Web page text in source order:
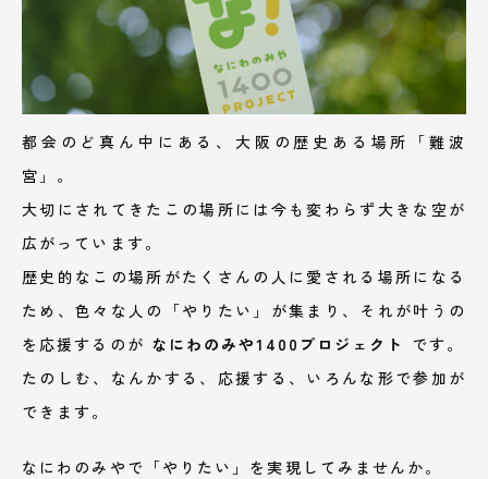
都会のど真ん中にある、大阪の歴史ある場所「難波
宮」。
大切にされてきたこの場所には今も変わらず大きな空が
広がっています。
歴史的なこの場所がたくさんの人に愛される場所になる
ため、色々な人の「やりたい」が集まり、それが叶うの
を応援するのが なにわのみや1400プロジェクト です。
たのしむ、なんかする、応援する、いろんな形で参加が
できます。
なにわのみやで「やりたい」を実現してみませんか。